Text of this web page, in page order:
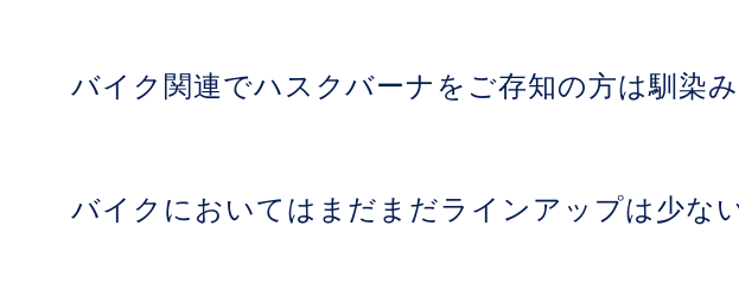
バイク関連でハスクバーナをご存知の方は馴染
バイクにおいてはまだまだラインアップは少な